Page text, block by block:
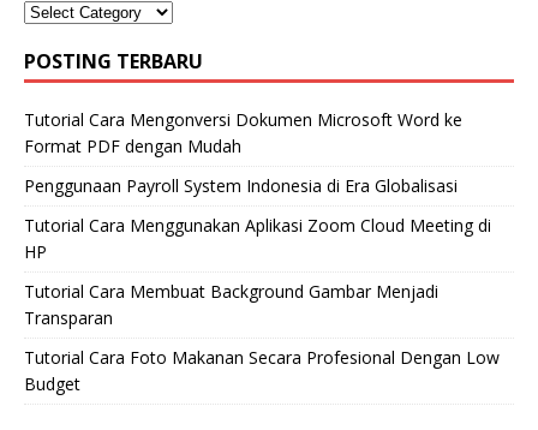
POSTING TERBARU
Tutorial Cara Mengonversi Dokumen Microsoft Word ke
Format PDF dengan Mudah
Penggunaan Payroll System Indonesia di Era Globalisasi
Tutorial Cara Menggunakan Aplikasi Zoom Cloud Meeting di
HP
Tutorial Cara Membuat Background Gambar Menjadi
Transparan
Tutorial Cara Foto Makanan Secara Profesional Dengan Low
Budget